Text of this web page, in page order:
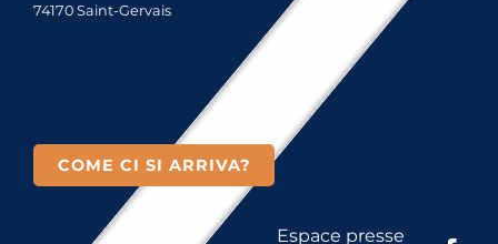
74170 Saint-Gervais
COME CI SI ARRIVA?
Espace presse